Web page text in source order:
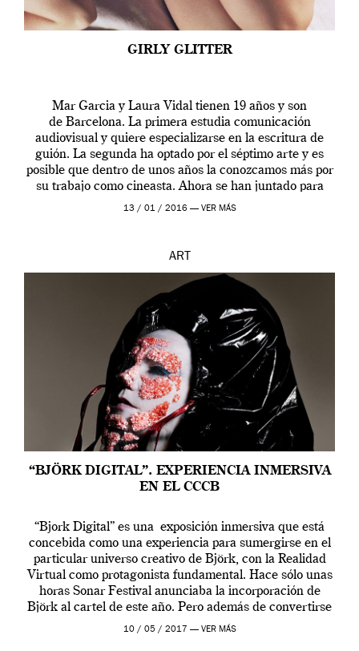
GIRLY GLITTER
Mar Garcia y Laura Vidal tienen 19 años y son
de Barcelona. La primera estudia comunicación
audiovisual y quiere especializarse en la escritura de
guión. La segunda ha optado por el séptimo arte y es
posible que dentro de unos años la conozcamos más por
su trabajo como cineasta. Ahora se han juntado para
contarnos una […]
13 / 01 / 2016 — VER MÁS
ART
“BJÖRK DIGITAL”. EXPERIENCIA INMERSIVA
EN EL CCCB
“Bjork Digital” es una exposición inmersiva que está
concebida como una experiencia para sumergirse en el
particular universo creativo de Björk, con la Realidad
Virtual como protagonista fundamental. Hace sólo unas
horas Sonar Festival anunciaba la incorporación de
Björk al cartel de este año. Pero además de convertirse
en una de las actuaciones más relevantes […]
10 / 05 / 2017 — VER MÁS